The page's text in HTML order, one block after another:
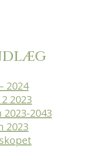
2024
2023
2043
2023